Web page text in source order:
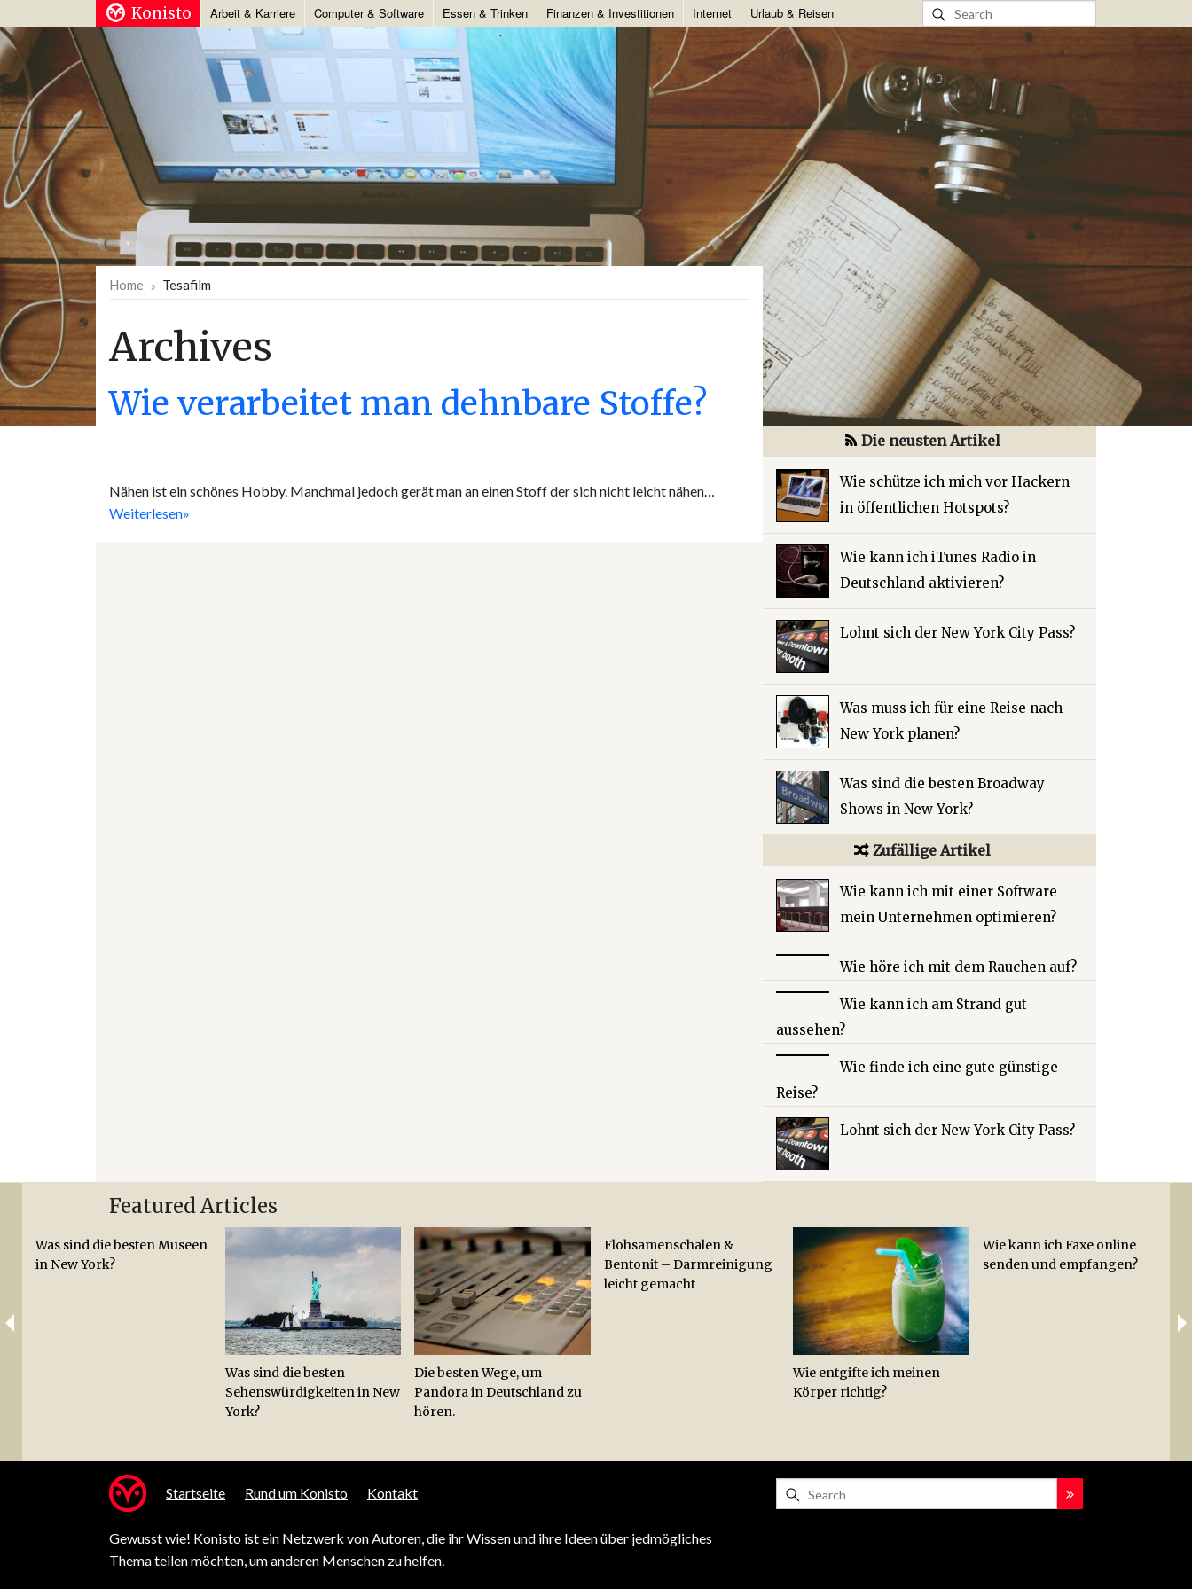
Konisto Arbeit & Karriere Computer & Software Essen & Trinken Finanzen & Investitionen Internet Urlaub & Reisen
Home Tesafilm
Archives
Wie verarbeitet man dehnbare Stoffe?
Nähen ist ein schönes Hobby. Manchmal jedoch gerät man an einen Stoff der sich nicht leicht nähen…
Weiterlesen»
Die neusten Artikel
Wie schütze ich mich vor Hackern
in öffentlichen Hotspots?
Wie kann ich iTunes Radio in
Deutschland aktivieren?
Lohnt sich der New York City Pass?
Was muss ich für eine Reise nach
New York planen?
Was sind die besten Broadway
Shows in New York?
Zufällige Artikel
Wie kann ich mit einer Software
mein Unternehmen optimieren?
Wie höre ich mit dem Rauchen auf?
Wie kann ich am Strand gut
aussehen?
Wie finde ich eine gute günstige
Reise?
Lohnt sich der New York City Pass?
Featured Articles
Was sind die besten Museen
in New York?
Was sind die besten
Sehenswürdigkeiten in New
York?
Die besten Wege, um
Pandora in Deutschland zu
hören.
Flohsamenschalen &
Bentonit – Darmreinigung
leicht gemacht
Wie entgifte ich meinen
Körper richtig?
Wie kann ich Faxe online
senden und empfangen?
Startseite Rund um Konisto Kontakt
Gewusst wie! Konisto ist ein Netzwerk von Autoren, die ihr Wissen und ihre Ideen über jedmögliches
Thema teilen möchten, um anderen Menschen zu helfen.